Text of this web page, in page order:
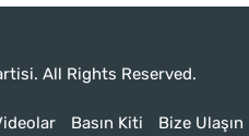
All Rights Reserved.
Basın Kiti Bize Ulaşın